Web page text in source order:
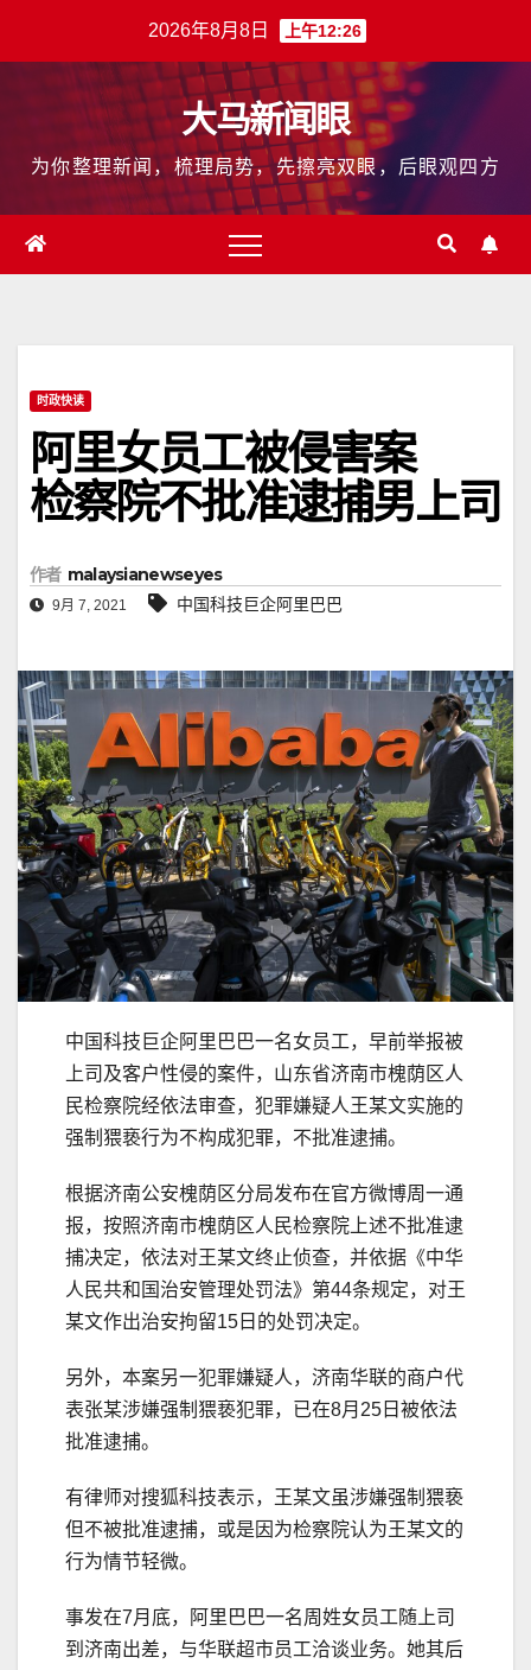
2026年8月8日 上午12:26
大马新闻眼
为你整理新闻，梳理局势，先擦亮双眼，后眼观四方
时政快读
阿里女员工被侵害案
检察院不批准逮捕男上司
作者 malaysianewseyes
9月 7, 2021 中国科技巨企阿里巴巴
中国科技巨企阿里巴巴一名女员工，早前举报被
上司及客户性侵的案件，山东省济南市槐荫区人
民检察院经依法审查，犯罪嫌疑人王某文实施的
强制猥亵行为不构成犯罪，不批准逮捕。
根据济南公安槐荫区分局发布在官方微博周一通
报，按照济南市槐荫区人民检察院上述不批准逮
捕决定，依法对王某文终止侦查，并依据《中华
人民共和国治安管理处罚法》第44条规定，对王
某文作出治安拘留15日的处罚决定。
另外，本案另一犯罪嫌疑人，济南华联的商户代
表张某涉嫌强制猥亵犯罪，已在8月25日被依法
批准逮捕。
有律师对搜狐科技表示，王某文虽涉嫌强制猥亵
但不被批准逮捕，或是因为检察院认为王某文的
行为情节轻微。
事发在7月底，阿里巴巴一名周姓女员工随上司
到济南出差，与华联超市员工洽谈业务。她其后